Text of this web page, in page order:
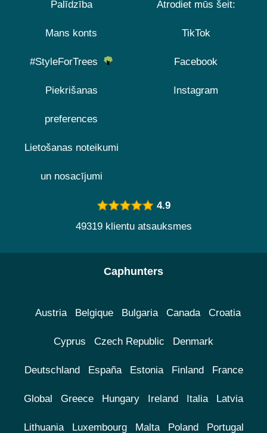
Palīdzība
Mans konts
#StyleForTrees
Piekrišanas
preferences
Lietošanas noteikumi
un nosacījumi
Atrodiet mūs šeit:
TikTok
Facebook
Instagram
4.9
49319 klientu atsauksmes
Caphunters
Austria Belgique Bulgaria Canada Croatia
Cyprus Czech Republic Denmark
Deutschland España Estonia Finland France
Global Greece Hungary Ireland Italia Latvia
Lithuania Luxembourg Malta Poland Portugal